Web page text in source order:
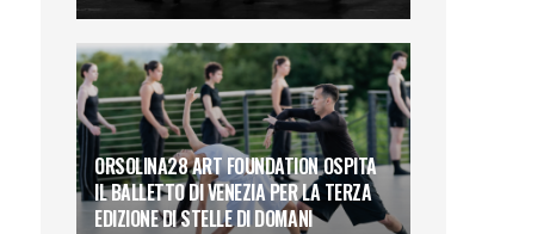
ORSOLINA28 ART FOUNDATION OSPITA
IL BALLETTO DI VENEZIA PER LA TERZA
EDIZIONE DI STELLE DI DOMANI